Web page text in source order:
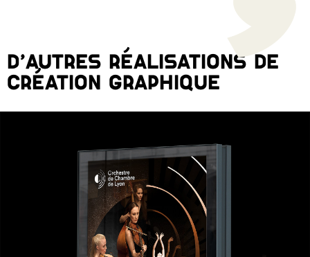
D'AUTRES RÉALISATIONS DE
CRÉATION GRAPHIQUE